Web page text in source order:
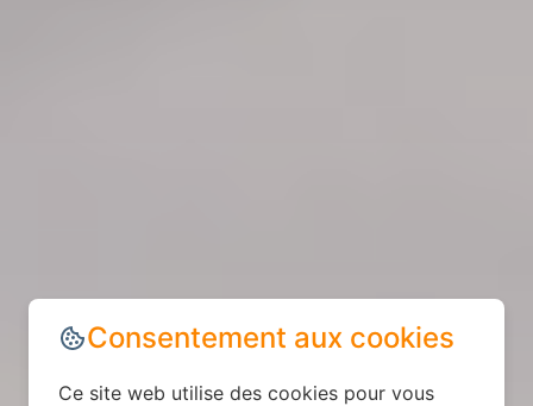
Consentement aux cookies
Ce site web utilise des cookies pour vous